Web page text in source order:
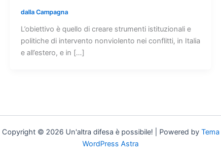
dalla Campagna
L’obiettivo è quello di creare strumenti istituzionali e
politiche di intervento nonviolento nei conflitti, in Italia
e all’estero, e in […]
Copyright © 2026 Un'altra difesa è possibile! | Powered by Tema
WordPress Astra